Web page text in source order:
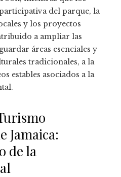
del parque, la
y los proyectos
a ampliar las
áreas esenciales y
tradicionales, a la
estables asociados a la
Jamaica:
de la